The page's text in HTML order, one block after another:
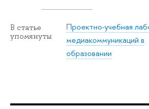
В статье
упомянуты
Проектно-учебная
медиакоммуникаций в
образовании